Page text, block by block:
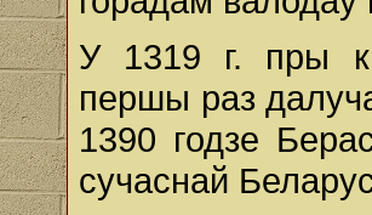
У 1319 г. пры
першы раз
1390 годзе
сучаснай